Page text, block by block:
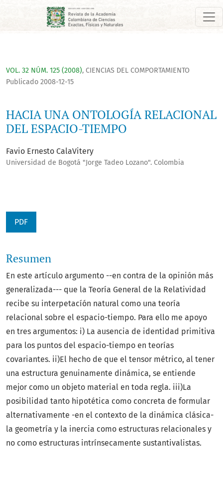
HACIA UNA ONTOLOGÍA RELACIONAL DEL ESPACIO-TIEMPO
VOL. 32 NÚM. 125 (2008), CIENCIAS DEL COMPORTAMIENTO
HACIA UNA ONTOLOGÍA RELACIONAL
DEL ESPACIO-TIEMPO
Publicado 2008-12-15
Favio Ernesto CalaVitery
Universidad de Bogotá "Jorge Tadeo Lozano". Colombia
PDF
Resumen
En este artículo argumento --en contra de la opinión más
generalizada--- que la Teoría General de la Relatividad
recibe su interpetacíón natural como una teoría
relacional sobre el espacio-tiempo. Para ello me apoyo
en tres argumentos: i) La ausencia de identidad primitiva
para los puntos del espacio-tiempo en teorías
covariantes. ii)El hecho de que el tensor métrico, al tener
una estructura genuinamente dinámica, se entiende
mejor como un objeto material en toda regla. iii)La
posibilidad tanto hipotética como concreta de formular
alternativamente -en el contexto de la dinámica clásica-
la geometría y la inercia como estructuras relacionales y
no como estructuras intrínsecamente sustantivalistas.